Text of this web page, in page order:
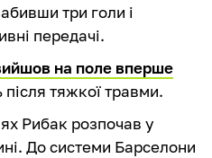
три голи і
передачі.
на поле вперше
тяжкої травми.
Рибак розпочав у
До системи Барселони